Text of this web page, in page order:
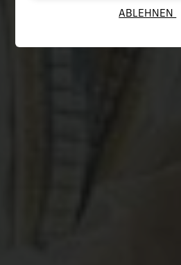
ABLEHNEN